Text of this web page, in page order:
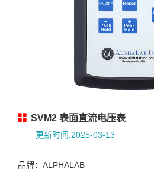
SVM2 表面直流电压表
更新时间:2025-03-13
品牌：ALPHALAB